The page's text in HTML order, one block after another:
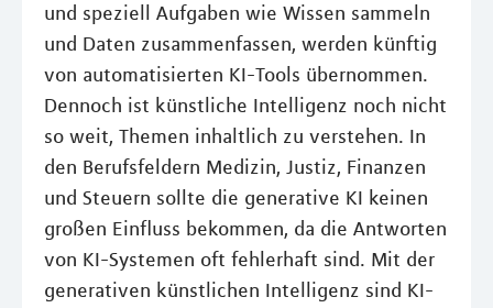
und speziell Aufgaben wie Wissen sammeln
und Daten zusammenfassen, werden künftig
von automatisierten KI-Tools übernommen.
Dennoch ist künstliche Intelligenz noch nicht
so weit, Themen inhaltlich zu verstehen. In
den Berufsfeldern Medizin, Justiz, Finanzen
und Steuern sollte die generative KI keinen
großen Einfluss bekommen, da die Antworten
von KI-Systemen oft fehlerhaft sind. Mit der
generativen künstlichen Intelligenz sind KI-